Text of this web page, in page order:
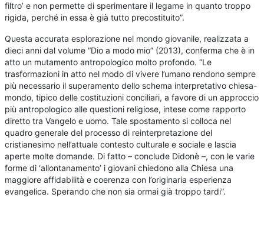
filtro’ e non permette di sperimentare il legame in quanto troppo
rigida, perché in essa è già tutto precostituito”.
Questa accurata esplorazione nel mondo giovanile, realizzata a
dieci anni dal volume “Dio a modo mio” (2013), conferma che è in
atto un mutamento antropologico molto profondo. “Le
trasformazioni in atto nel modo di vivere l’umano rendono sempre
più necessario il superamento dello schema interpretativo chiesa-
mondo, tipico delle costituzioni conciliari, a favore di un approccio
più antropologico alle questioni religiose, intese come rapporto
diretto tra Vangelo e uomo. Tale spostamento si colloca nel
quadro generale del processo di reinterpretazione del
cristianesimo nell’attuale contesto culturale e sociale e lascia
aperte molte domande. Di fatto – conclude Didonè –, con le varie
forme di ‘allontanamento’ i giovani chiedono alla Chiesa una
maggiore affidabilità e coerenza con l’originaria esperienza
evangelica. Sperando che non sia ormai già troppo tardi”.